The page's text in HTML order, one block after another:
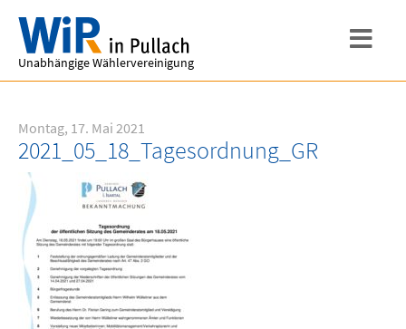
Unabhängige Wählervereinigung
Montag, 17. Mai 2021
2021_05_18_Tagesordnung_GR